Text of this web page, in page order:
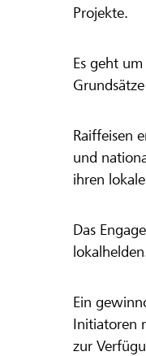
Projekte.
Es geht
Raiffeisen
und
ihren
Das
Ein
Initiatoren
zur